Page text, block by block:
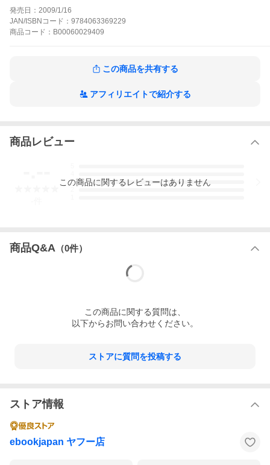
を変えようと、次第に女装にハマってゆく潤。だがある時、その
現場を双子の美少女・絵衣子(えいこ)に盗撮され、ゆすられ……連
れていかれたのは、一般の生徒には知られていない非公認の部
「革命部(クーデタークラブ)」であった!刺激と驚き、そして興奮
発売日： 2009/1/16
JAN/ISBNコード： 9784063369229
商品 コード： B00060029409
この商品を共有する
アフィリエイトで紹介する
商品レビュー
3
この商品に関するレビューはありません
商品Q&A （0件）
この商品に関する質問は、
以下からお問い合わせください。
ストアに質問を投稿する
ストア情報
ebookjapan ヤフー店